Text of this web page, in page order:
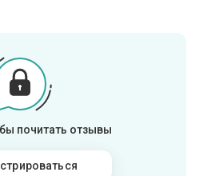
почитать отзывы